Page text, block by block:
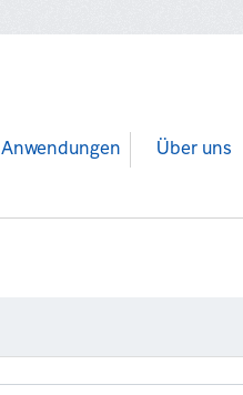
Anwendungen Über uns